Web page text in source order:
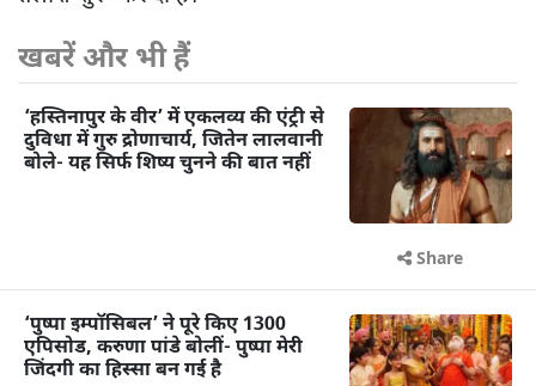
खबरें और भी हैं
‘हस्तिनापुर के वीर’ में एकलव्य की एंट्री से
दुविधा में गुरु द्रोणाचार्य, जितेन लालवानी
बोले- यह सिर्फ शिष्य चुनने की बात नहीं
Share
‘पुष्पा इम्पॉसिबल’ ने पूरे किए 1300
एपिसोड, करुणा पांडे बोलीं- पुष्पा मेरी
जिंदगी का हिस्सा बन गई है